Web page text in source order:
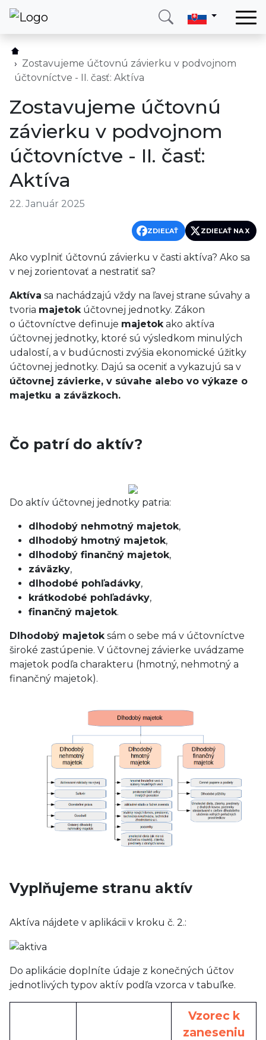
Služby
O nás
Blog
Kontakt
Zostavujeme účtovnú závierku v podvojnom
účtovníctve - II. časť: Aktíva
Zostavujeme účtovnú
závierku v podvojnom
účtovníctve - II. časť:
Aktíva
22. Január 2025
ZDIEĽAŤ ZDIEĽAŤ NA X
Ako vyplniť účtovnú závierku v časti aktíva? Ako sa
v nej zorientovať a nestratiť sa?
Aktíva sa nachádzajú vždy na ľavej strane súvahy a
tvoria majetokúčtovnej jednotky. Zákon
o účtovníctve definuje majetokako aktíva
účtovnej jednotky, ktoré sú výsledkom minulých
udalostí, a v budúcnosti zvýšia ekonomické úžitky
účtovnej jednotky. Dajú sa oceniť a vykazujú sa v
účtovnej závierke, v súvahe alebo vo výkaze o
majetku a záväzkoch.
Čo patrí do aktív?
Do aktív účtovnej jednotky patria:
dlhodobý nehmotný majetok,
dlhodobý hmotný majetok,
dlhodobý finančný majetok,
záväzky,
dlhodobé pohľadávky,
krátkodobé pohľadávky,
finančný majetok.
Dlhodobý majetoksám o sebe má v účtovníctve
široké zastúpenie. V účtovnej závierke uvádzame
majetok podľa charakteru (hmotný, nehmotný a
finančný majetok).
Vyplňujeme stranu aktív
Aktíva nájdete v aplikácii v kroku č. 2.:
Do aplikácie doplníte údaje z konečných účtov
jednotlivých typov aktív podľa vzorca v tabuľke.
Vzorec k
zaneseniu